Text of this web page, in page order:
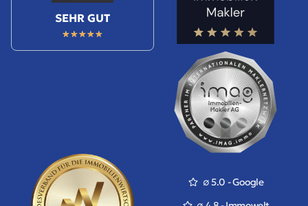
SEHR GUT
★★★★★
∅ 5.0 - Google